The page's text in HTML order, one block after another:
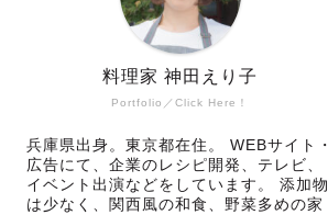
Portfolio／Click Here！
料理家 神田えり子
兵庫県出身。東京都在住。 WEBサイト・
広告にて、企業のレシピ開発、テレビ、
イベント出演などをしています。 添加物
は少なく、関西風の和食、野菜多めの家